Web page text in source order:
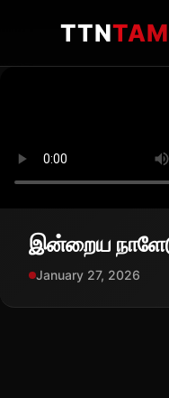
TTN
இன்றைய
January 27, 2026